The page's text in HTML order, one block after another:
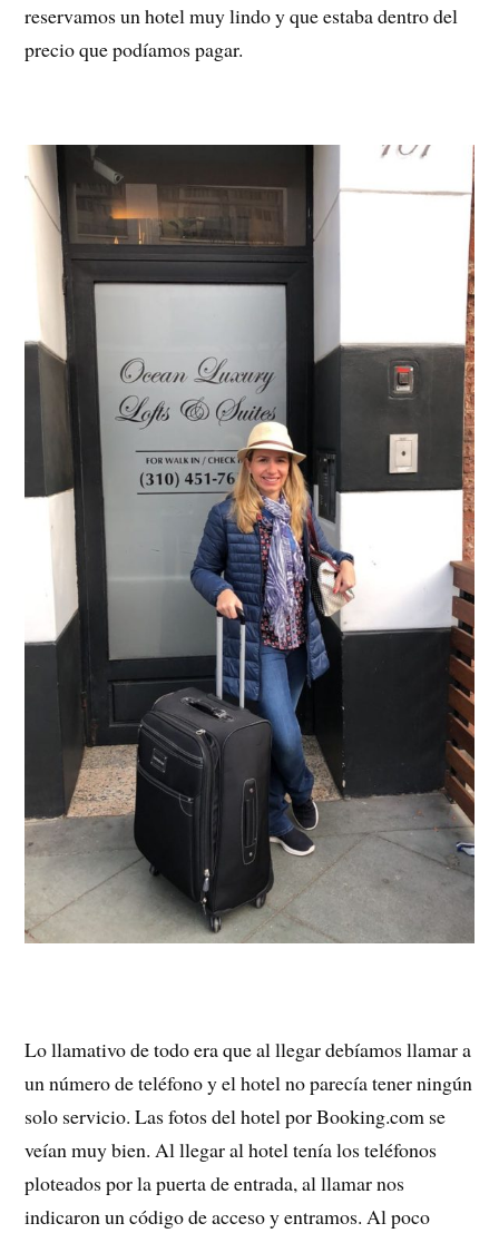
reservamos un hotel muy lindo y que estaba dentro del
precio que podíamos pagar.
Lo llamativo de todo era que al llegar debíamos llamar a
un número de teléfono y el hotel no parecía tener ningún
solo servicio. Las fotos del hotel por Booking.com se
veían muy bien. Al llegar al hotel tenía los teléfonos
ploteados por la puerta de entrada, al llamar nos
indicaron un código de acceso y entramos. Al poco